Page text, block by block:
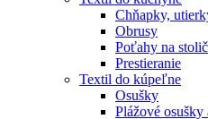
Chňapky,
Obrusy
Poťahy na
Prestieranie
Textil do kúpeľne
Osušky
Plážové osušky